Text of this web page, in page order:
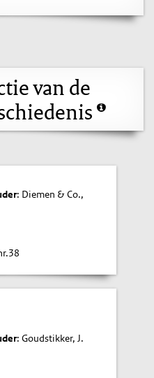
van de
: Diemen & Co.,
: Goudstikker, J.